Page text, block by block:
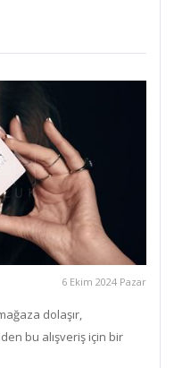
6 Ekim 2024 Pazar
dolaşır,
bu alışveriş için bir